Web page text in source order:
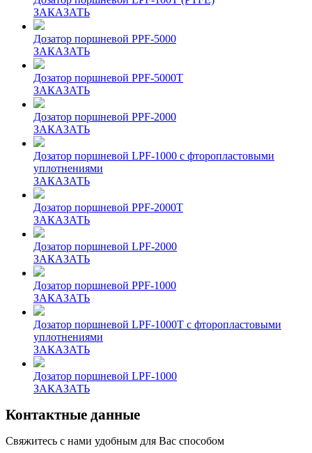
ЗАКАЗАТЬ
Дозатор поршневой PPF-5000
ЗАКАЗАТЬ
Дозатор поршневой PPF-5000T
ЗАКАЗАТЬ
Дозатор поршневой PPF-2000
ЗАКАЗАТЬ
Дозатор поршневой LPF-1000 с фторопластовыми
уплотнениями
ЗАКАЗАТЬ
Дозатор поршневой PPF-2000T
ЗАКАЗАТЬ
Дозатор поршневой LPF-2000
ЗАКАЗАТЬ
Дозатор поршневой PPF-1000
ЗАКАЗАТЬ
Дозатор поршневой LPF-1000T с фторопластовыми
уплотнениями
ЗАКАЗАТЬ
Дозатор поршневой LPF-1000
ЗАКАЗАТЬ
Контактные данные
Свяжитесь с нами удобным для Вас способом